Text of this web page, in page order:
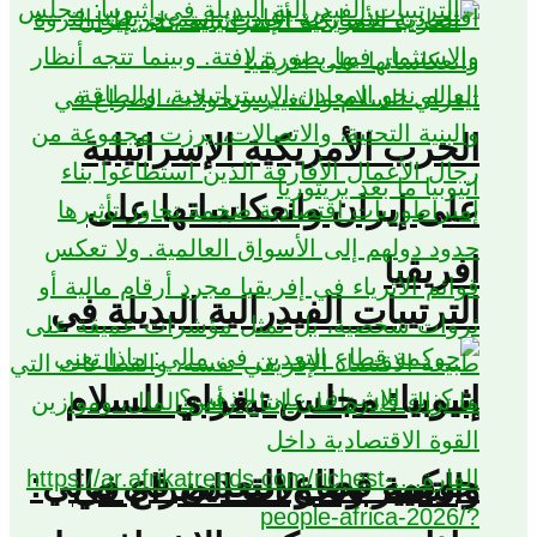
الحرب الأمريكية الإسرائيلية
على إيران وانعكاساتها على
افريقيا
حوكمة قطاع التعدين في مالي:
الترتيبات الفيدرالية البديلة في
إثيوبيا: مجلس تيغراي للسلام
والتغيير وتحولات الصراع في